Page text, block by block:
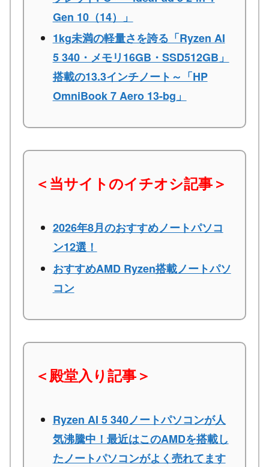
Gen 10（14）」
1kg未満の軽量さを誇る「Ryzen AI
5 340・メモリ16GB・SSD512GB」
搭載の13.3インチノート～「HP
OmniBook 7 Aero 13-bg」
＜当サイトのイチオシ記事＞
2026年8月のおすすめノートパソコ
ン12選！
おすすめAMD Ryzen搭載ノートパソ
コン
＜殿堂入り記事＞
Ryzen AI 5 340ノートパソコンが人
気沸騰中！最近はこのAMDを搭載し
たノートパソコンがよく売れてます